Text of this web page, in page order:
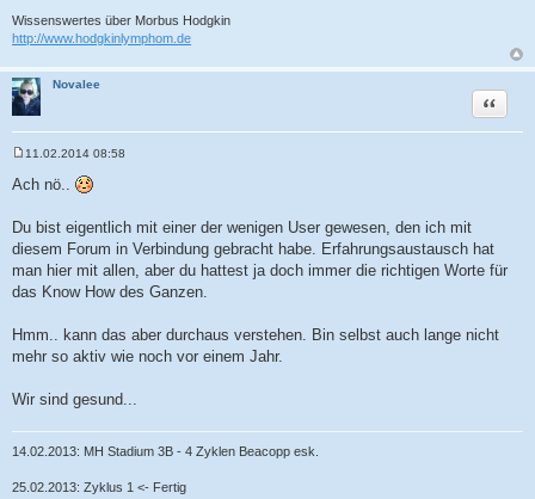
Wissenswertes über Morbus Hodgkin
http://www.hodgkinlymphom.de
Novalee
Zitat
i
a
g
11.02.2014 08:58
Ach nö..
Du bist eigentlich mit einer der wenigen User gewesen, den ich mit
diesem Forum in Verbindung gebracht habe. Erfahrungsaustausch hat
man hier mit allen, aber du hattest ja doch immer die richtigen Worte für
das Know How des Ganzen.
Hmm.. kann das aber durchaus verstehen. Bin selbst auch lange nicht
mehr so aktiv wie noch vor einem Jahr.
Wir sind gesund...
14.02.2013: MH Stadium 3B - 4 Zyklen Beacopp esk.
25.02.2013: Zyklus 1 <- Fertig